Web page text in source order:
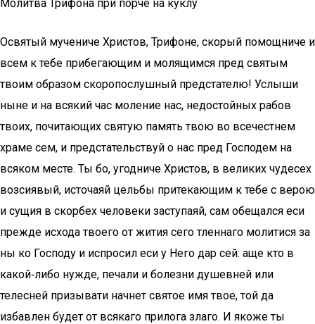
Молитва Трифона при порче на куклу
Освятый мучениче Христов, Трифоне, скорый помощниче и
всем к тебе прибегающим и молящимся пред святым
твоим образом скоропослушный предстателю! Услыши
ныне и на всякий час моление нас, недостойных рабов
твоих, почитающих святую память твою во всечестнем
храме сем, и предстательствуй о нас пред Господем на
всяком месте. Ты бо, угодниче Христов, в великих чудесех
возсиявый, источаяй цельбы притекающим к тебе с верою
и сущия в скорбех человеки заступаяй, сам обещался еси
прежде исхода твоего от жития сего тленнаго молитися за
ны ко Господу и испросил еси у Него дар сей: аще кто в
какой‑либо нужде, печали и болезни душевней или
телесней призывати начнет святое имя твое, той да
избавлен будет от всякаго прилога злаго. И якоже ты